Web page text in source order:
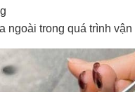
ngoài trong quá trình